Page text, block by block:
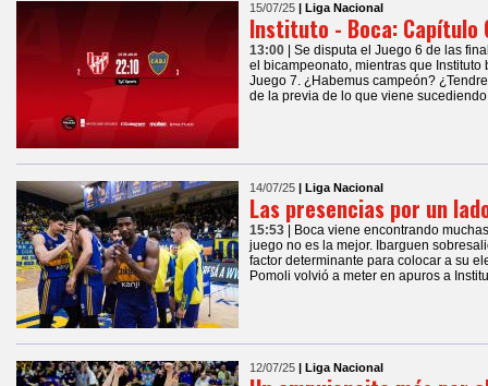
15/07/25 | Liga Nacional
Instituto - Boca: Capítulo
13:00
| Se disputa el Juego 6 de las
el bicampeonato, mientras que
Juego 7. ¿Habemus campeón?
de la previa de lo que viene
14/07/25 | Liga Nacional
Las presencias por un
15:53
| Boca viene encontrando
juego no es la mejor. Ibarguen
factor determinante para colocar a su
Pomoli volvió a meter en apuros a
12/07/25 | Liga Nacional